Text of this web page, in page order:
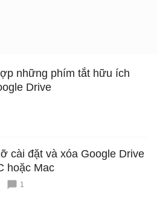
những phím tắt hữu ích
Drive
cài đặt và xóa Google Drive
hoặc Mac
1